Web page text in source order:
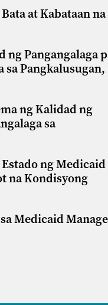
at Kabataan na
ng Pangangalaga
sa Pangkalusugan,
ng Kalidad ng
sa
ng Medicaid
na Kondisyong
Medicaid